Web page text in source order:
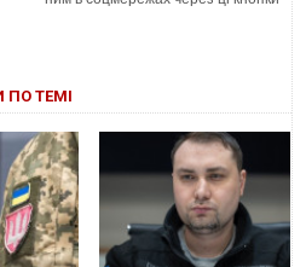
ПО ТЕМІ